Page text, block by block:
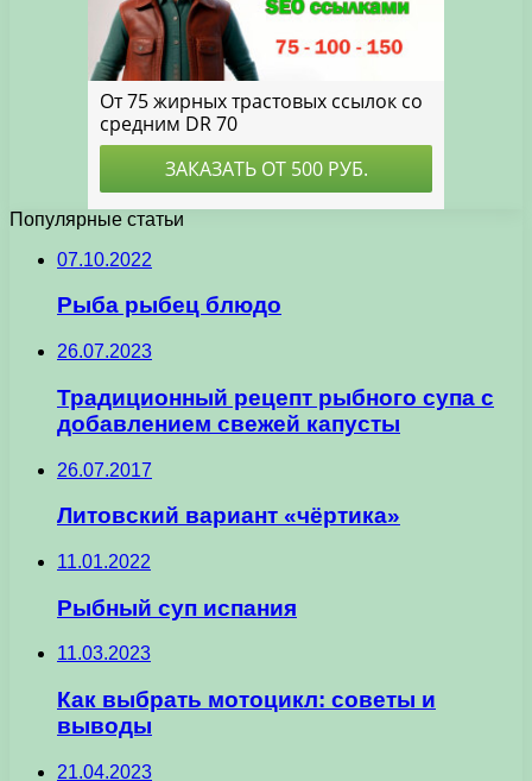
Популярные статьи
07.10.2022
Рыба рыбец блюдо
26.07.2023
Традиционный рецепт рыбного супа с
добавлением свежей капусты
26.07.2017
Литовский вариант «чёртика»
11.01.2022
Рыбный суп испания
11.03.2023
Как выбрать мотоцикл: советы и
выводы
21.04.2023